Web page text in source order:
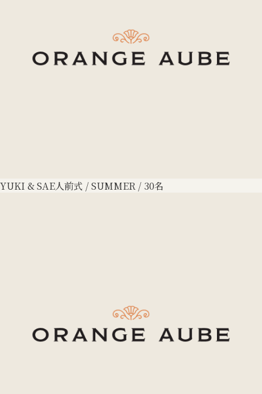
YUKI & SAE人前式 / SUMMER / 30名